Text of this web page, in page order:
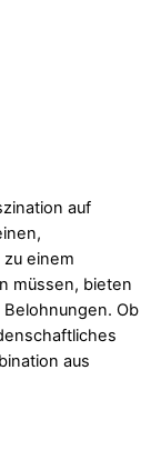
auf
einem
müssen, bieten
Ob
aus